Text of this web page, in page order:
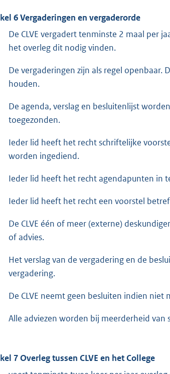
6 Vergaderingen en vergaderorde
De CLVE vergadert tenminste 2 maal per
het overleg dit nodig vinden.
De vergaderingen zijn als regel openbaar.
houden.
De agenda, verslag en besluitenlijst
toegezonden.
Ieder lid heeft het recht schriftelijke
worden ingediend.
Ieder lid heeft het recht agendapunten in
Ieder lid heeft het recht een voorstel
De CLVE één of meer (externe)
of advies.
Het verslag van de vergadering en de
vergadering.
De CLVE neemt geen besluiten indien
Alle adviezen worden bij meerderheid van
7 Overleg tussen CLVE en het College